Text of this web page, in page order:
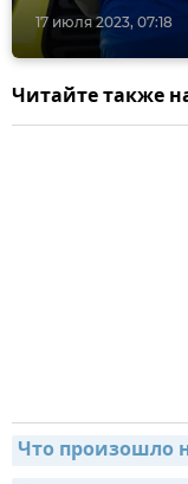
17 июля 2023, 07:18
Читайте также
Что произошло